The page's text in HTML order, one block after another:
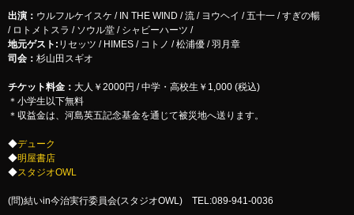
出演： ウルフルケイスケ / IN THE WIND / 流 / ヨウヘイ / 五十一 / すぎの暢
/ ロトメトスラ / ソウル堂 / シャビーハーツ /
地元ゲスト: リセッツ / HIMES / コトノ / 松浦優 / 羽月章
司会： 杉山田スギオ
チケット料金： 大人￥2000円 / 中学・高校生￥1,000 (税込)
＊小学生以下無料
＊収益金は、河島英五記念基金を通じて被災地へ送ります。
◆デューク
◆明屋書店
◆スタジオOWL
(問)結いin今治実行委員会(スタジオOWL) TEL:089-941-0036